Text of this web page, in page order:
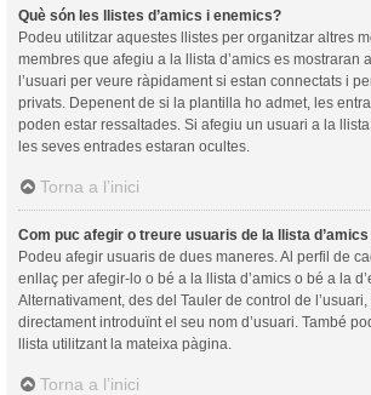
Què són les llistes d’amics i enemics?
Podeu utilitzar aquestes llistes per organitzar altres
membres que afegiu a la llista d’amics es mostraran
l’usuari per veure ràpidament si estan connectats i
privats. Depenent de si la plantilla ho admet, les
poden estar ressaltades. Si afegiu un usuari a la
les seves entrades estaran ocultes.
Torna a l’inici
Com puc afegir o treure usuaris de la llista
Podeu afegir usuaris de dues maneres. Al perfil de
enllaç per afegir-lo o bé a la llista d’amics o bé a la
Alternativament, des del Tauler de control de
directament introduïnt el seu nom d’usuari. També
llista utilitzant la mateixa pàgina.
Torna a l’inici